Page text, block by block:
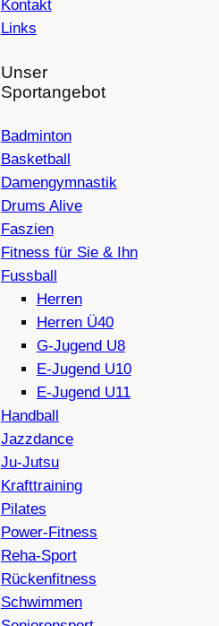
Kontakt
Links
Unser
Sportangebot
Badminton
Basketball
Damengymnastik
Drums Alive
Faszien
Fitness für Sie & Ihn
Fussball
Herren
Herren Ü40
G-Jugend U8
E-Jugend U10
E-Jugend U11
Handball
Jazzdance
Ju-Jutsu
Krafttraining
Pilates
Power-Fitness
Reha-Sport
Rückenfitness
Schwimmen